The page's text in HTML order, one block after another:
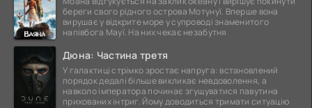
береги свого рідного острова Мотунуї. Вперше вона
вирушає у відкрите море у супроводі знаменитого
напівбога Мауї. На них чекає незабутня
Дюна: Частина третя
У галактиці стрімко зростає напруга: встановлений
порядок дедалі більше викликає невдоволення, а
навколо імператора починає згущуватися павутина
прихованих інтриг. Йому доводиться тримати ситуацію